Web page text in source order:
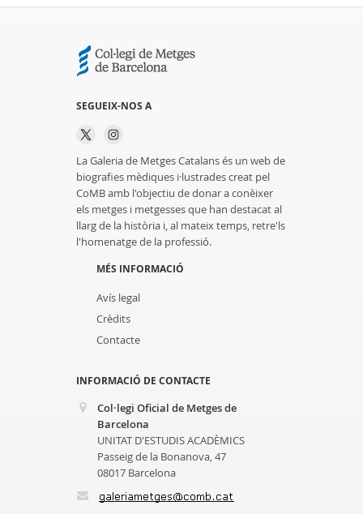
SEGUEIX-NOS A
La Galeria de Metges Catalans és un web de
biografies mèdiques i·lustrades creat pel
CoMB amb l'objectiu de donar a conèixer
els metges i metgesses que han destacat al
llarg de la història i, al mateix temps, retre'ls
l'homenatge de la professió.
MÉS INFORMACIÓ
Avís legal
Crèdits
Contacte
INFORMACIÓ DE CONTACTE
Col·legi Oficial de Metges de
Barcelona
UNITAT D'ESTUDIS ACADÈMICS
Passeig de la Bonanova, 47
08017 Barcelona